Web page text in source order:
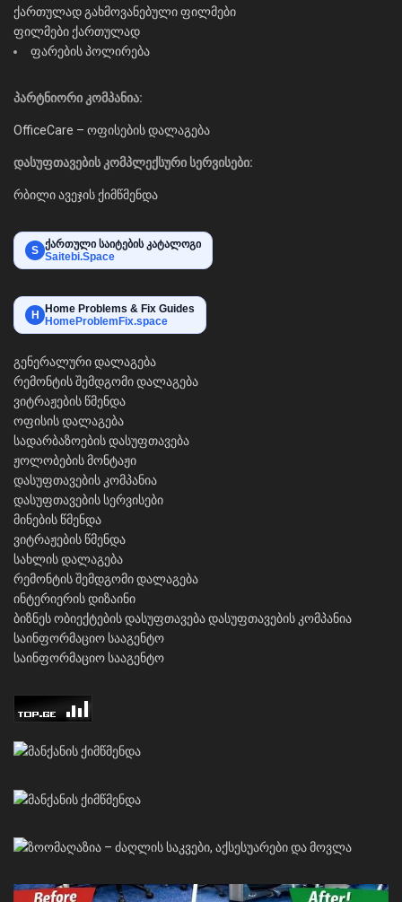
ქართულად გახმოვანებული ფილმები
ფილმები ქართულად
ფარების პოლირება
პარტნიორი კომპანია:
OfficeCare – ოფისების დალაგება
დასუფთავების კომპლექსური სერვისები:
რბილი ავეჯის ქიმწმენდა
S ქართული საიტების კატალოგი
Saitebi.Space
H
Home Problems & Fix Guides
HomeProblemFix.space
გენერალური დალაგება
რემონტის შემდგომი დალაგება
ვიტრაჟების წმენდა
ოფისის დალაგება
სადარბაზოების დასუფთავება
ჟოლობების მონტაჟი
დასუფთავების კომპანია
დასუფთავების სერვისები
მინების წმენდა
ვიტრაჟების წმენდა
სახლის დალაგება
რემონტის შემდგომი დალაგება
ინტერიერის დიზაინი
ბიზნეს ობიექტების დასუფთავებადასუფთავების კომპანია
საინფორმაციო სააგენტო
საინფორმაციო სააგენტო